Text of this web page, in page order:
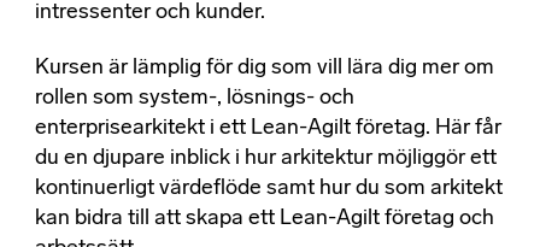
intressenter och kunder.
Kursen är lämplig för dig som vill lära dig mer om
rollen som system-, lösnings- och
enterprisearkitekt i ett Lean-Agilt företag. Här får
du en djupare inblick i hur arkitektur möjliggör ett
kontinuerligt värdeflöde samt hur du som arkitekt
kan bidra till att skapa ett Lean-Agilt företag och